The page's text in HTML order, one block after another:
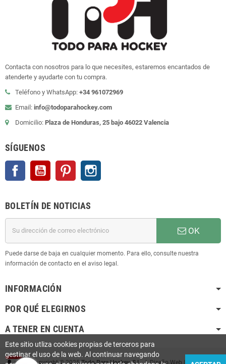
Contacta con nosotros para lo que necesites, estaremos encantados de
atenderte y ayudarte con tu compra.
Teléfono y WhatsApp: +34 961072969
Email: info@todoparahockey.com
Domicilio: Plaza de Honduras, 25 bajo 46022 Valencia
SÍGUENOS
Facebook YouTube Pinterest
BOLETÍN DE NOTICIAS
OK
Puede darse de baja en cualquier momento. Para ello, consulte nuestra
información de contacto en el aviso legal.
INFORMACIÓN
POR QUÉ ELEGIRNOS
A TENER EN CUENTA
Copyright © 2025Todo Para Hockey, S.L.| Diseño Web Infoactiu
Este sitio utliza cookies propias de terceros para
gestinar el uso de la web. Al continuar navegando